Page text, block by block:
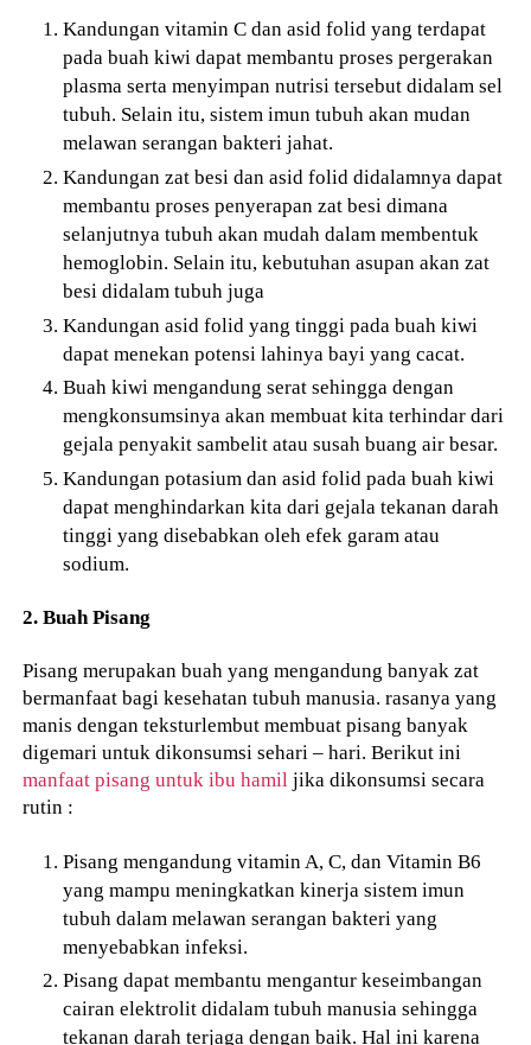
Kandungan vitamin C dan asid folid yang terdapat
pada buah kiwi dapat membantu proses pergerakan
plasma serta menyimpan nutrisi tersebut didalam sel
tubuh. Selain itu, sistem imun tubuh akan mudan
melawan serangan bakteri jahat.
Kandungan zat besi dan asid folid didalamnya dapat
membantu proses penyerapan zat besi dimana
selanjutnya tubuh akan mudah dalam membentuk
hemoglobin. Selain itu, kebutuhan asupan akan zat
besi didalam tubuh juga
Kandungan asid folid yang tinggi pada buah kiwi
dapat menekan potensi lahinya bayi yang cacat.
Buah kiwi mengandung serat sehingga dengan
mengkonsumsinya akan membuat kita terhindar dari
gejala penyakit sambelit atau susah buang air besar.
Kandungan potasium dan asid folid pada buah kiwi
dapat menghindarkan kita dari gejala tekanan darah
tinggi yang disebabkan oleh efek garam atau
sodium.
2. Buah Pisang
Pisang merupakan buah yang mengandung banyak zat
bermanfaat bagi kesehatan tubuh manusia. rasanya yang
manis dengan teksturlembut membuat pisang banyak
digemari untuk dikonsumsi sehari – hari. Berikut ini
manfaat pisang untuk ibu hamil jika dikonsumsi secara
rutin :
Pisang mengandung vitamin A, C, dan Vitamin B6
yang mampu meningkatkan kinerja sistem imun
tubuh dalam melawan serangan bakteri yang
menyebabkan infeksi.
Pisang dapat membantu mengantur keseimbangan
cairan elektrolit didalam tubuh manusia sehingga
tekanan darah terjaga dengan baik. Hal ini karena